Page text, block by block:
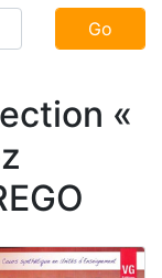
Go
«